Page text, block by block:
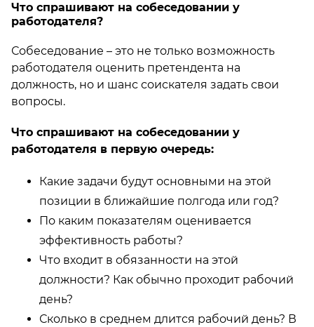
Что спрашивают на собеседовании у
работодателя?
Собеседование – это не только возможность
работодателя оценить претендента на
должность, но и шанс соискателя задать свои
вопросы.
Что спрашивают на собеседовании у
работодателя в первую очередь:
Какие задачи будут основными на этой
позиции в ближайшие полгода или год?
По каким показателям оценивается
эффективность работы?
Что входит в обязанности на этой
должности? Как обычно проходит рабочий
день?
Сколько в среднем длится рабочий день? В